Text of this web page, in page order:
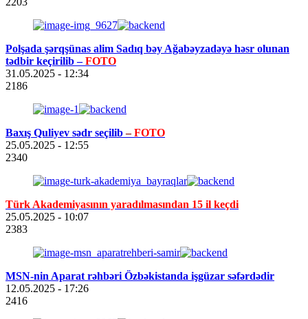
Polşada şərqşünas alim Sadıq bəy Ağabəyzadəyə həsr olunan
tədbir keçirilib –FOTO
31.05.2025 - 12:34
2186
Baxış Quliyev sədr seçilib–FOTO
25.05.2025 - 12:55
2340
Türk Akademiyasının yaradılmasından 15 il keçdi
25.05.2025 - 10:07
2383
MSN-nin Aparat rəhbəri Özbəkistanda işgüzar səfərdədir
12.05.2025 - 17:26
2416